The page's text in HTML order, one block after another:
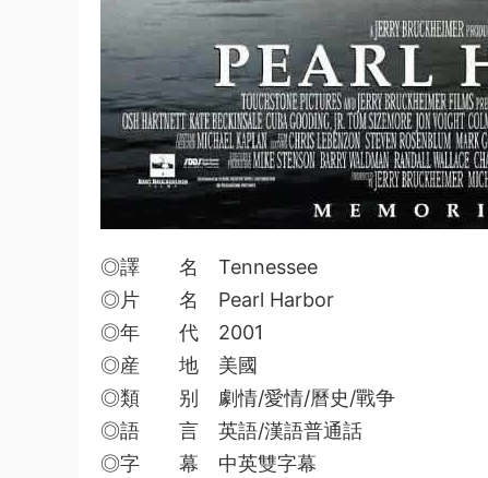
◎譯 名 Tennessee
◎片 名 Pearl Harbor
◎年 代 2001
◎産 地 美國
◎類 别 劇情/愛情/曆史/戰争
◎語 言 英語/漢語普通話
◎字 幕 中英雙字幕